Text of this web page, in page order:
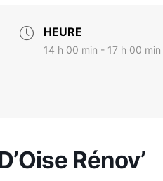
HEURE
14 h 00 min - 17 h 00 min
Rénov’